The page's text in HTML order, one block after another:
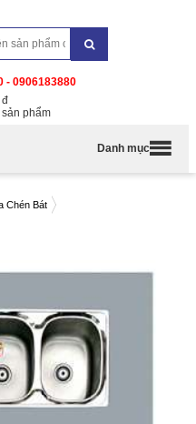
- 0906183880
đ
sản phẩm
Danh mục
Chén Bát